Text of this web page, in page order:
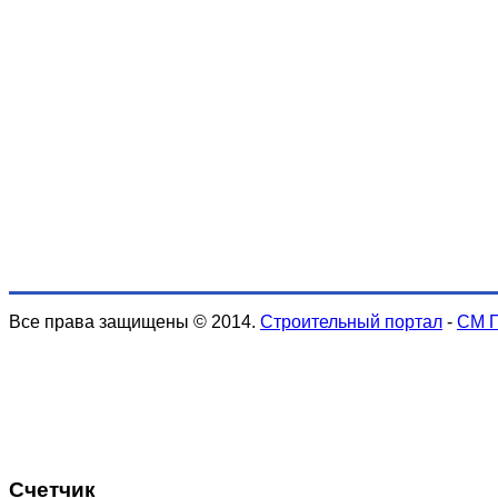
Все права защищены © 2014. Строительный портал - СМ
Счетчик